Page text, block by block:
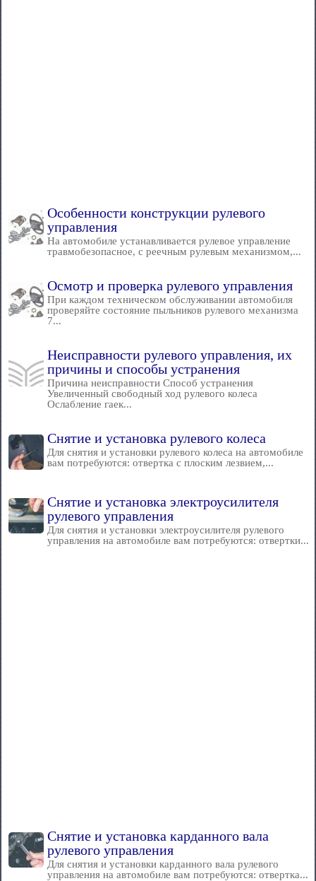
Особенности конструкции рулевого
управления
На автомобиле устанавливается рулевое управление
травмобезопасное, с реечным рулевым механизмом,...
Осмотр и проверка рулевого управления
При каждом техническом обслуживании автомобиля
проверяйте состояние пыльников рулевого механизма
7...
Неисправности рулевого управления, их
причины и способы устранения
Причина неисправности Способ устранения
Увеличенный свободный ход рулевого колеса
Ослабление гаек...
Снятие и установка рулевого колеса
Для снятия и установки рулевого колеса на автомобиле
вам потребуются: отвертка с плоским лезвием,...
Снятие и установка электроусилителя
рулевого управления
Для снятия и установки электроусилителя рулевого
управления на автомобиле вам потребуются: отвертки...
Снятие и установка карданного вала
рулевого управления
Для снятия и установки карданного вала рулевого
управления на автомобиле вам потребуются: отвертка...